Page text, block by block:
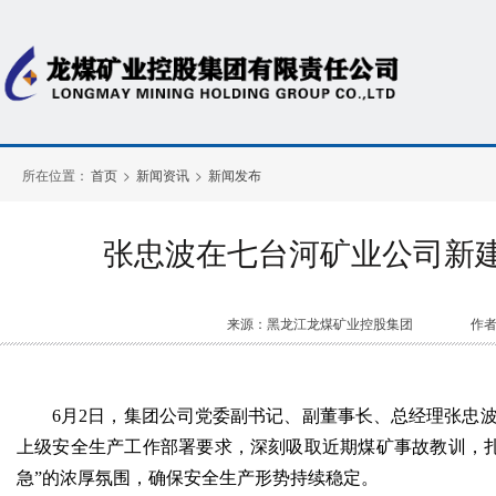
所在位置： 首页 > 新闻资讯 > 新闻发布
张忠波在七台河矿业公司新
来源：黑龙江龙煤矿业控股集团 作
6月2日，集团公司党委副书记、副董事长、总经理张忠
上级安全生产工作部署要求，深刻吸取近期煤矿事故教训
急”的浓厚氛围，确保安全生产形势持续稳定。